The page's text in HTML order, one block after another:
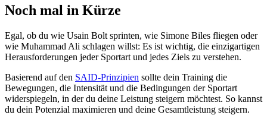
Noch mal in Kürze
Egal, ob du wie Usain Bolt sprinten, wie Simone Biles fliegen oder
wie Muhammad Ali schlagen willst: Es ist wichtig, die einzigartigen
Herausforderungen jeder Sportart und jedes Ziels zu verstehen.
Basierend auf den SAID-Prinzipien sollte dein Training die
Bewegungen, die Intensität und die Bedingungen der Sportart
widerspiegeln, in der du deine Leistung steigern möchtest. So kannst
du dein Potenzial maximieren und deine Gesamtleistung steigern.